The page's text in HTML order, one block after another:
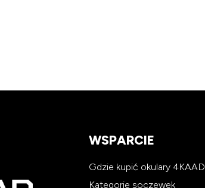
WSPARCIE
Gdzie kupić okulary 4KAAD
Kategorie soczewek